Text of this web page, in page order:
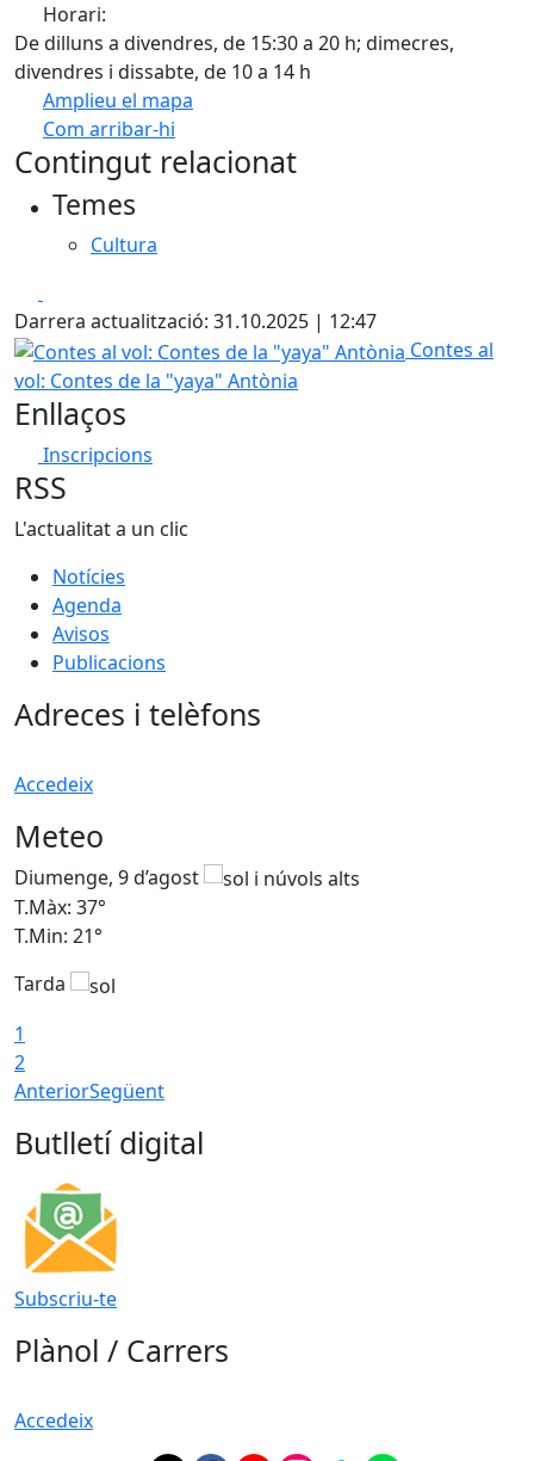
Horari:
De dilluns a divendres, de 15:30 a 20 h; dimecres,
divendres i dissabte, de 10 a 14 h
Amplieu el mapa
Com arribar-hi
+
Contingut relacionat
Temes
Cultura
Darrera actualització: 31.10.2025 | 12:47
Contes al vol: Contes de la "yaya" Antònia
Contes al
vol: Contes de la "yaya" Antònia
Enllaços
Inscripcions
RSS
L'actualitat a un clic
Notícies
Agenda
Avisos
Publicacions
Adreces i telèfons
Accedeix
Meteo
Diumenge, 9 d’agost
T.Màx: 37°
T.Min: 21°
Tarda
1
2
AnteriorSegüent
Butlletí digital
Subscriu-te
Plànol / Carrers
Accedeix